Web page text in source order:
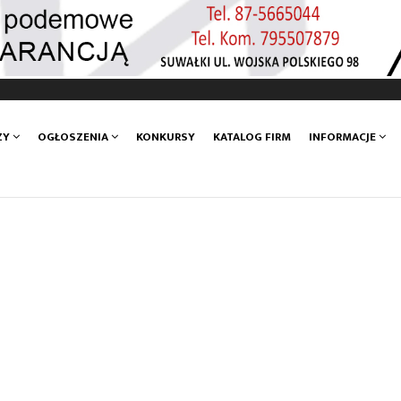
OGŁOSZENIA KONKURSY KATALOG FIRM INFORMACJE